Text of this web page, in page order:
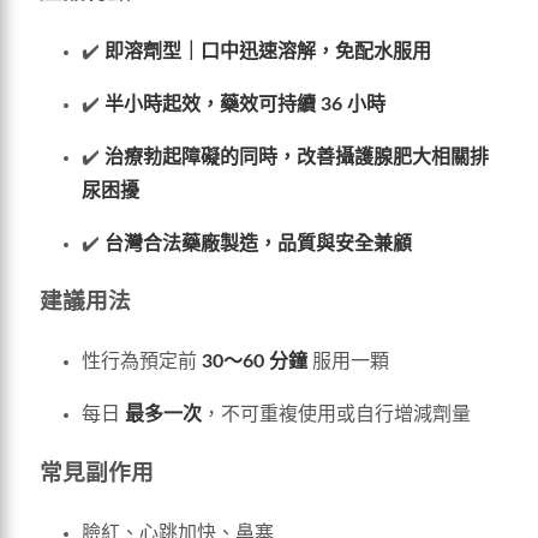
✔️ 即溶劑型｜口中迅速溶解，免配水服用
✔️ 半小時起效，藥效可持續 36 小時
✔️ 治療勃起障礙的同時，改善攝護腺肥大相關排
尿困擾
✔️ 台灣合法藥廠製造，品質與安全兼顧
建議用法
性行為預定前 30～60 分鐘服用一顆
每日 最多一次 ，不可重複使用或自行增減劑量
常見副作用
臉紅、心跳加快、鼻塞